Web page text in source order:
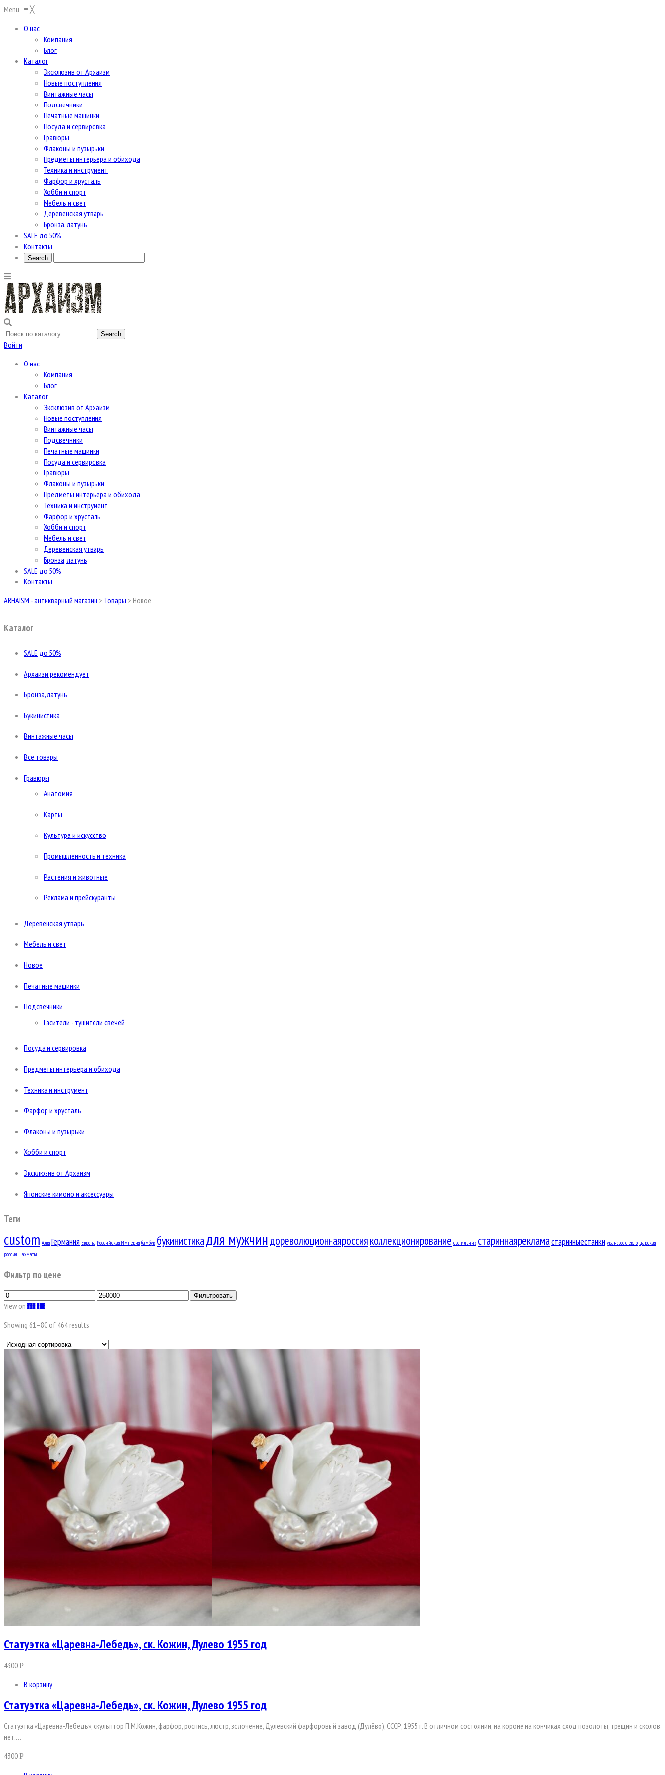
Menu ≡╳
О нас
Компания
Блог
Каталог
Эксклюзив от Архаизм
Новые поступления
Винтажные часы
Подсвечники
Печатные машинки
Посуда и сервировка
Гравюры
Флаконы и пузырьки
Предметы интерьера и обихода
Техника и инструмент
Фарфор и хрусталь
Хобби и спорт
Мебель и свет
Деревенская утварь
Бронза, латунь
SALE до 50%
Контакты
Войти
О нас
Компания
Блог
Каталог
Эксклюзив от Архаизм
Новые поступления
Винтажные часы
Подсвечники
Печатные машинки
Посуда и сервировка
Гравюры
Флаконы и пузырьки
Предметы интерьера и обихода
Техника и инструмент
Фарфор и хрусталь
Хобби и спорт
Мебель и свет
Деревенская утварь
Бронза, латунь
SALE до 50%
Контакты
ARHAISM - антикварный магазин > Товары > Новое
Каталог
SALE до 50%
Архаизм рекомендует
Бронза, латунь
Букинистика
Винтажные часы
Все товары
Гравюры
Анатомия
Карты
Культура и искусство
Промышленность и техника
Растения и животные
Реклама и прейскуранты
Деревенская утварь
Мебель и свет
Новое
Печатные машинки
Подсвечники
Гасители - тушители свечей
Посуда и сервировка
Предметы интерьера и обихода
Техника и инструмент
Фарфор и хрусталь
Флаконы и пузырьки
Хобби и спорт
Эксклюзив от Архаизм
Японские кимоно и аксессуары
Теги
custom Азия Германия Европа Российская Империя бамбук букинистикадля мужчиндореволюционнаяроссияколлекционирование светильник стариннаярекламастаринныестанки урановое стекло царская
россия шахматы
Фильтр по цене
Фильтровать
View on
Showing 61–80 of 464 results
Статуэтка «Царевна-Лебедь», ск. Кожин, Дулево 1955 год
4300Р
В корзину
Статуэтка «Царевна-Лебедь», ск. Кожин, Дулево 1955 год
Статуэтка «Царевна-Лебедь», скульптор П.М.Кожин, фарфор, роспись, люстр, золочение, Дулевский фарфоровый завод (Дулёво), СССР, 1955 г. В отличном состоянии, на короне на кончиках сход позолоты, трещин и сколов
нет.…
4300Р